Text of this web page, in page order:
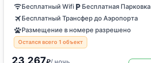
Бесплатный Wifi
Бесплатная Парковка
Бесплатный Трансфер до Аэропорта
Размещение в номере разрешено
Остался всего 1 объект
23,267